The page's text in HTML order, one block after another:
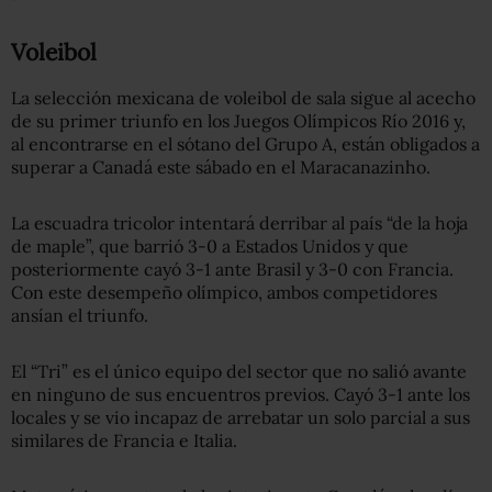
Voleibol
La selección mexicana de voleibol de sala sigue al acecho
de su primer triunfo en los Juegos Olímpicos Río 2016 y,
al encontrarse en el sótano del Grupo A, están obligados a
superar a Canadá este sábado en el Maracanazinho.
La escuadra tricolor intentará derribar al país “de la hoja
de maple”, que barrió 3-0 a Estados Unidos y que
posteriormente cayó 3-1 ante Brasil y 3-0 con Francia.
Con este desempeño olímpico, ambos competidores
ansían el triunfo.
El “Tri” es el único equipo del sector que no salió avante
en ninguno de sus encuentros previos. Cayó 3-1 ante los
locales y se vio incapaz de arrebatar un solo parcial a sus
similares de Francia e Italia.